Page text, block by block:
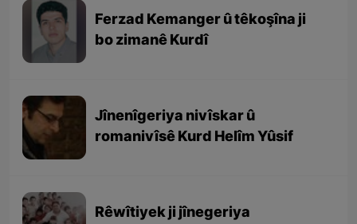
Ferzad Kemanger û têkoşîna ji
bo zimanê Kurdî
Jînenîgeriya nivîskar û
romanivîsê Kurd Helîm Yûsif
Rêwîtiyek ji jînegeriya